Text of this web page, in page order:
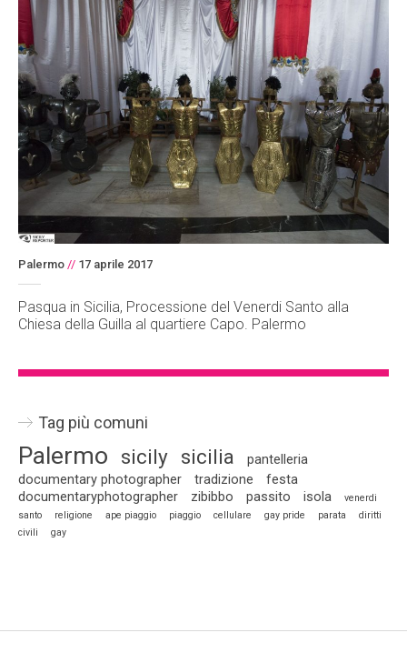
Palermo // 17 aprile 2017
Pasqua in Sicilia, Processione del Venerdi Santo alla
Chiesa della Guilla al quartiere Capo. Palermo
Tag più comuni
Palermo sicily sicilia
pantelleria
documentary photographer
tradizione
festa
documentaryphotographer
zibibbo passito isola
venerdi
santo
religione ape piaggio piaggio cellulare gay pride parata
diritti
civili
gay